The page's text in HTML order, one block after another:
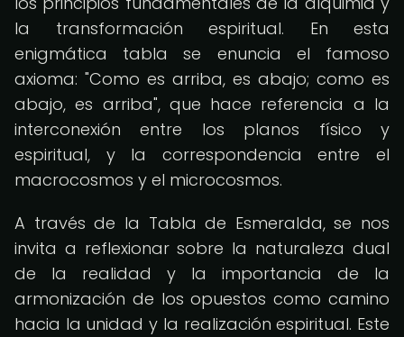
la transformación espiritual. En esta
enigmática tabla se enuncia el famoso
axioma: "Como es arriba, es abajo; como es
abajo, es arriba", que hace referencia a la
interconexión entre los planos físico y
espiritual, y la correspondencia entre el
macrocosmos y el microcosmos.
A través de la Tabla de Esmeralda, se nos
invita a reflexionar sobre la naturaleza dual
de la realidad y la importancia de la
armonización de los opuestos como camino
hacia la unidad y la realización espiritual. Este